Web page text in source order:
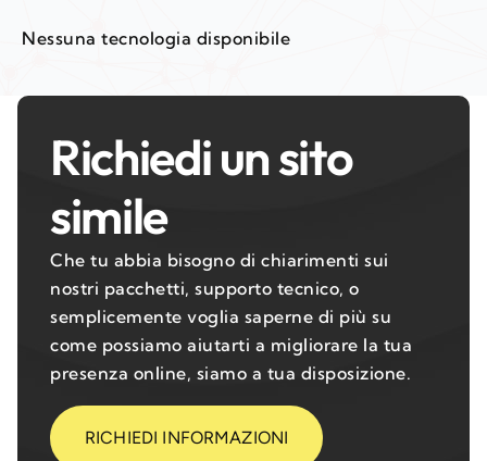
Nessuna tecnologia disponibile
Richiedi un sito
simile
Che tu abbia bisogno di chiarimenti sui
nostri pacchetti, supporto tecnico, o
semplicemente voglia saperne di più su
come possiamo aiutarti a migliorare la tua
presenza online, siamo a tua disposizione.
RICHIEDI INFORMAZIONI